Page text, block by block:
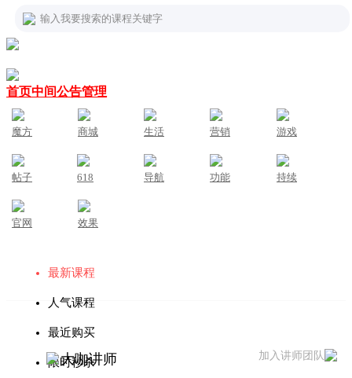
输入我要搜索的课程关键字
首页中间公告管理
魔方 商城 生活 营销 游戏
帖子 618 导航 功能 持续
官网 效果
最新课程
人气课程
最近购买
限时秒杀
加入讲师团队
大咖讲师